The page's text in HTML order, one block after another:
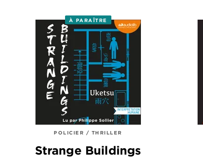
À PARAÎTRE
POLICIER / THRILLER
Strange Buildings